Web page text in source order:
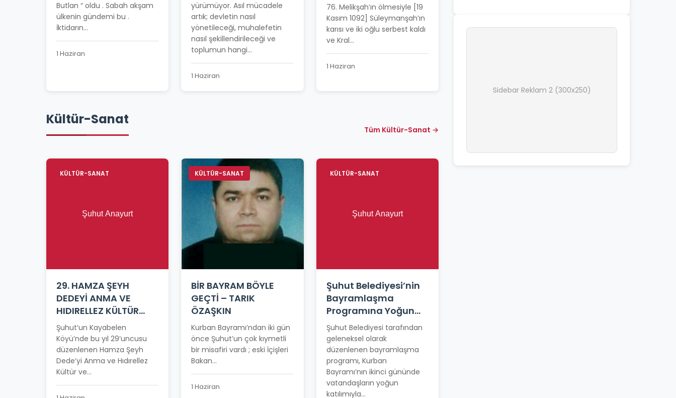
Butlan “ oldu . Sabah akşam
ülkenin gündemi bu .
İktidarın...
1 Haziran
yürümüyor. Asıl mücadele
artık; devletin nasıl
yönetileceği, muhalefetin
nasıl şekillendirileceği ve
toplumun hangi...
1 Haziran
76. Melikşah’ın ölmesiyle [19
Kasım 1092] Süleymanşah’ın
karısı ve iki oğlu serbest kaldı
ve Kral...
1 Haziran
Kültür-Sanat
Tüm Kültür-Sanat →
KÜLTÜR-SANAT
29. HAMZA ŞEYH
DEDEYİ ANMA VE
HIDIRELLEZ KÜLTÜR
BAHAR BAYRAMI
COŞKUYLA KUTLANDI
Şuhut’un Kayabelen
Köyü’nde bu yıl 29’uncusu
düzenlenen Hamza Şeyh
Dede’yi Anma ve Hıdırellez
Kültür ve...
KÜLTÜR-SANAT
BİR BAYRAM BÖYLE
GEÇTİ – TARIK
ÖZAŞKIN
Kurban Bayramı’ndan iki gün
önce Şuhut’un çok kıymetli
bir misafiri vardı ; eski İçişleri
Bakan...
1 Haziran
KÜLTÜR-SANAT
Şuhut Belediyesi’nin
Bayramlaşma
Programına Yoğun
Katılım
Şuhut Belediyesi tarafından
geleneksel olarak
düzenlenen bayramlaşma
programı, Kurban
Bayramı’nın ikinci gününde
vatandaşların yoğun
katılımıyla...
Sidebar Reklam 2 (300x250)